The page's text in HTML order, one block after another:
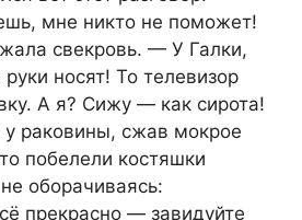
мне никто не поможет!
свекровь. — У Галки,
носят! То телевизор
А я? Сижу — как сирота!
раковины, сжав мокрое
побелели костяшки
оборачиваясь:
прекрасно — завидуйте